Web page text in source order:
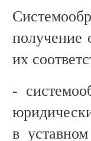
получение
их
-
в